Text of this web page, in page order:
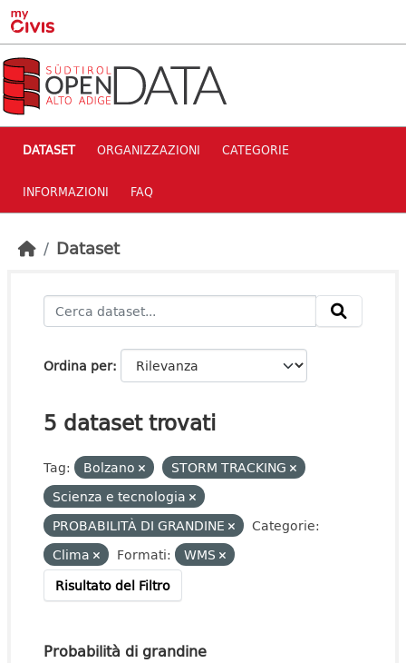
Skip to main content
DATASET ORGANIZZAZIONI CATEGORIE
INFORMAZIONI FAQ
Dataset
Ordina per
5 dataset trovati
Tag: Bolzano
STORM TRACKING
Scienza e tecnologia
PROBABILITÀ DI GRANDINE
Categorie:
Clima
Formati:
WMS
Risultato del Filtro
Probabilità di grandine